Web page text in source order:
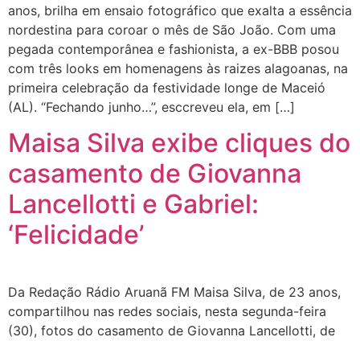
anos, brilha em ensaio fotográfico que exalta a essência
nordestina para coroar o mês de São João. Com uma
pegada contemporânea e fashionista, a ex-BBB posou
com três looks em homenagens às raizes alagoanas, na
primeira celebração da festividade longe de Maceió
(AL). “Fechando junho…”, esccreveu ela, em […]
Maisa Silva exibe cliques do
casamento de Giovanna
Lancellotti e Gabriel:
‘Felicidade’
Da Redação Rádio Aruanã FM Maisa Silva, de 23 anos,
compartilhou nas redes sociais, nesta segunda-feira
(30), fotos do casamento de Giovanna Lancellotti, de